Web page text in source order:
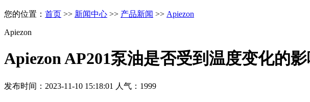
您的位置： 首页 >> 新闻中心 >> 产品新闻 >> Apiezon
Apiezon
Apiezon AP201泵油是否受到温度变化的影
发布时间：2023-11-10 15:18:01 人气：1999